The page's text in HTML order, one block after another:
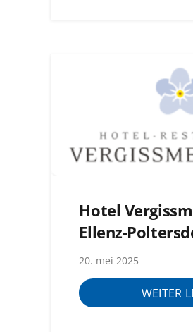
Hotel
Ellenz-
20. mei 2025
WEITER